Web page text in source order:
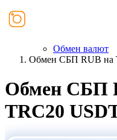
Обмен валют
Обмен СБП RUB на
Обмен СБП
TRC20